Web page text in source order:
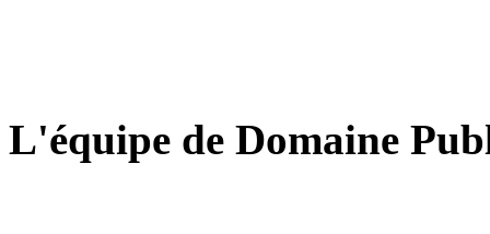
L'équipe de Domaine